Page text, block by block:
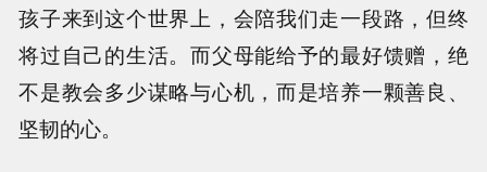
孩子来到这个世界上，会陪我们走一段路，但终
将过自己的生活。而父母能给予的最好馈赠，绝
不是教会多少谋略与心机，而是培养一颗善良、
坚韧的心。